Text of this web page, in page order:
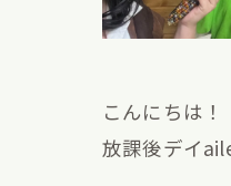
こんにちは！
放課後デイ